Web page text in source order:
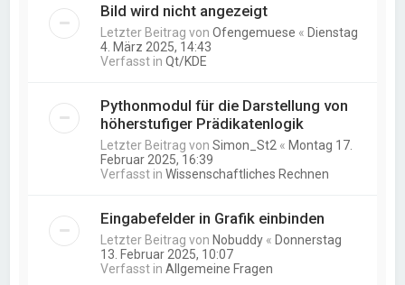
Bild wird nicht angezeigt
Letzter Beitrag vonOfengemuese « Dienstag
4. März 2025, 14:43
Verfasst inQt/KDE
Pythonmodul für die Darstellung von
höherstufiger Prädikatenlogik
Letzter Beitrag vonSimon_St2 « Montag 17.
Februar 2025, 16:39
Verfasst inWissenschaftliches Rechnen
Eingabefelder in Grafik einbinden
Letzter Beitrag von Nobuddy « Donnerstag
13. Februar 2025, 10:07
Verfasst inAllgemeine Fragen